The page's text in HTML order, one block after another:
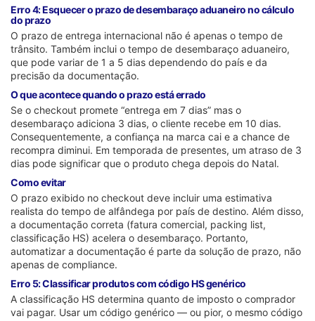
Erro 4: Esquecer o prazo de desembaraço aduaneiro no cálculo
do prazo
O prazo de entrega internacional não é apenas o tempo de
trânsito. Também inclui o tempo de desembaraço aduaneiro,
que pode variar de 1 a 5 dias dependendo do país e da
precisão da documentação.
O que acontece quando o prazo está errado
Se o checkout promete “entrega em 7 dias” mas o
desembaraço adiciona 3 dias, o cliente recebe em 10 dias.
Consequentemente, a confiança na marca cai e a chance de
recompra diminui. Em temporada de presentes, um atraso de 3
dias pode significar que o produto chega depois do Natal.
Como evitar
O prazo exibido no checkout deve incluir uma estimativa
realista do tempo de alfândega por país de destino. Além disso,
a documentação correta (fatura comercial, packing list,
classificação HS) acelera o desembaraço. Portanto,
automatizar a documentação é parte da solução de prazo, não
apenas de compliance.
Erro 5: Classificar produtos com código HS genérico
A classificação HS determina quanto de imposto o comprador
vai pagar. Usar um código genérico — ou pior, o mesmo código